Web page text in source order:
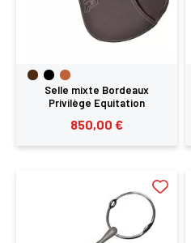
Selle mixte Bordeaux
Privilège Equitation
850,00 €